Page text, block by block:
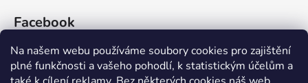
Na našem webu používáme soubory cookies pro zajištění
plné funkčnosti a vašeho pohodlí, k statistickým účelům a
Facebook